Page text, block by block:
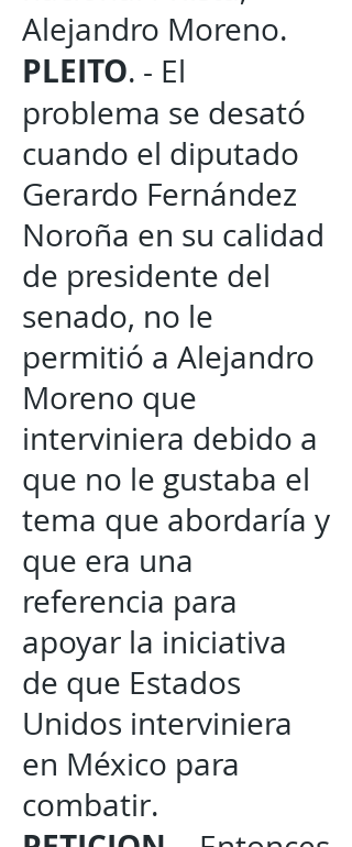
Alejandro Moreno.
PLEITO. - El
problema se desató
cuando el diputado
Gerardo Fernández
Noroña en su calidad
de presidente del
senado, no le
permitió a Alejandro
Moreno que
interviniera debido a
que no le gustaba el
tema que abordaría y
que era una
referencia para
apoyar la iniciativa
de que Estados
Unidos interviniera
en México para
combatir.